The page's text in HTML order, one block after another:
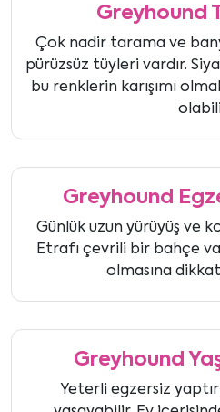
Greyhound
Çok nadir tarama ve
pürüzsüz tüyleri vardır.
bu renklerin karışımı
Greyhound
Günlük uzun yürüyüş ve
Etrafı çevrili bir bahçe
olmasına
Greyhound
Yeterli egzersiz